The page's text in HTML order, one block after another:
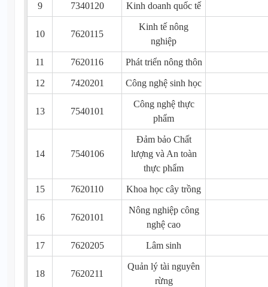
9 7340120 Kinh doanh quốc tế
10 7620115
Kinh tế nông
nghiệp
11 7620116 Phát triển nông thôn
12 7420201 Công nghệ sinh học
13 7540101
Công nghệ thực
phẩm
14 7540106
Đảm bảo Chất
lượng và An toàn
thực phẩm
15 7620110 Khoa học cây trồng
16 7620101
Nông nghiệp công
nghệ cao
17 7620205 Lâm sinh
18 7620211
Quản lý tài nguyên
rừng